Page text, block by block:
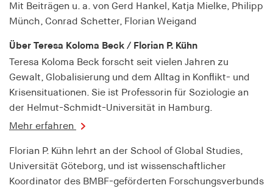
Mit Beiträgen u. a. von Gerd Hankel, Katja Mielke, Philipp
Münch, Conrad Schetter, Florian Weigand
Über Teresa Koloma Beck / Florian P. Kühn
Teresa Koloma Beck forscht seit vielen Jahren zu
Gewalt, Globalisierung und dem Alltag in Konflikt- und
Krisensituationen. Sie ist Professorin für Soziologie an
der Helmut-Schmidt-Universität in Hamburg.
Mehr erfahren
Florian P. Kühn lehrt an der School of Global Studies,
Universität Göteborg, und ist wissenschaftlicher
Koordinator des BMBF-geförderten Forschungsverbunds